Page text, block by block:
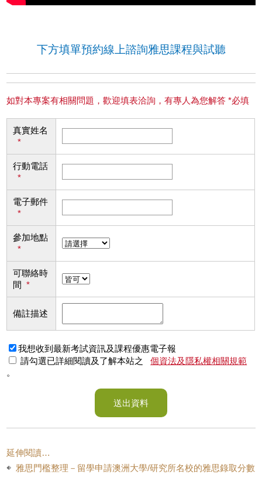
下方填單預約線上諮詢雅思課程與試聽
如對本專案有相關問題，歡迎填表洽詢，有專人為您解答 *必填
真實姓名
*
行動電話
*
電子郵件
*
參加地點
*
可聯絡時
間 *
備註描述
我想收到最新考試資訊及課程優惠電子報
請勾選已詳細閱讀及了解本站之
個資法及隱私權相關規範
。
送出資料
延伸閱讀…
雅思門檻整理－留學申請澳洲大學/研究所名校的雅思錄取分數